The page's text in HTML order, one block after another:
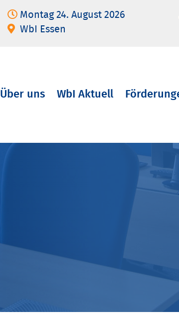
Montag 24. August 2026
WbI Essen
Über uns WbI Aktuell